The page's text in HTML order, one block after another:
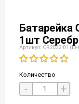
Батарейка
1шт
Артикул: CR2032 01
Количество
- +